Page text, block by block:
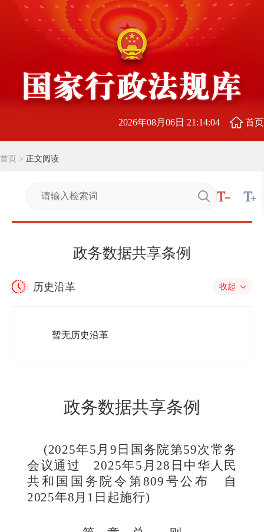
2026年08月06日 21:14:05 首页
首页 > 正文阅读
政务数据共享条例
历史沿革 收起
暂无历史沿革
政务数据共享条例
(2025年5月9日国务院第59次常务
会议通过 2025年5月28日中华人民
共和国国务院令第809号公布 自
2025年8月1日起施行)